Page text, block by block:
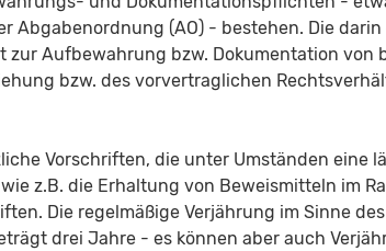
Abgabenordnung (AO) - bestehen. Die
zur Aufbewahrung bzw. Dokumentation von
bzw. des vorvertraglichen
Vorschriften, die unter Umständen eine
z.B. die Erhaltung von Beweismitteln im
Die regelmäßige Verjährung im Sinne
drei Jahre - es können aber auch